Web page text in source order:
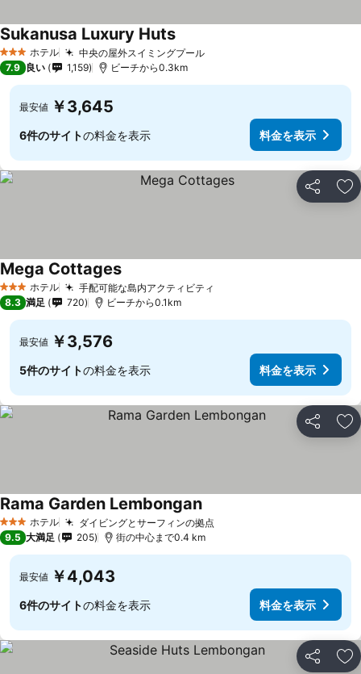
3 ホテルのランク
ホテル 中央の屋外スイミングプール料金を表示
Sukanusa Luxury Huts料金を表示
7.9 良い 1,159 ビーチから0.3km
最安値 ￥3,645
6件のサイトの料金を表示 料金を表示
シェア お
3 ホテルのランク
ホテル 手配可能な島内アクティビティ
Mega Cottages料金を表示
8.3 満足 720 ビーチから0.1km
最安値 ￥3,576
5件のサイトの料金を表示 料金を表示
シェア お
3 ホテルのランク
ホテル ダイビングとサーフィンの拠点料金を表示
Rama Garden Lembongan料金を表示
9.5 大満足 205 街の中心まで0.4 km
最安値 ￥4,043
6件のサイトの料金を表示 料金を表示
シェア お